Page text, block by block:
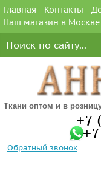
Главная Контакты
Наш магазин в Москве
Ткани оптом и в
+7
Обратный звонок